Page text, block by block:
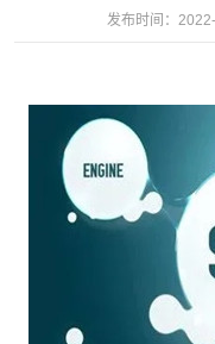
发布时间：